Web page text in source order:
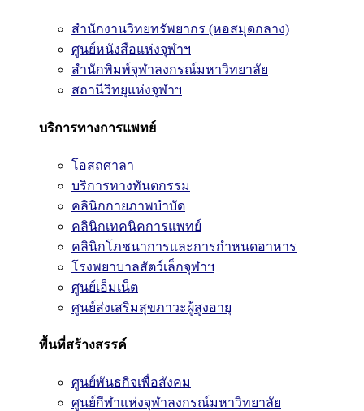
สำนักงานวิทยทรัพยากร (หอสมุดกลาง)
ศูนย์หนังสือแห่งจุฬาฯ
สำนักพิมพ์จุฬาลงกรณ์มหาวิทยาลัย
สถานีวิทยุแห่งจุฬาฯ
บริการทางการแพทย์
โอสถศาลา
บริการทางทันตกรรม
คลินิกกายภาพบำบัด
คลินิกเทคนิคการแพทย์
คลินิกโภชนาการและการกำหนดอาหาร
โรงพยาบาลสัตว์เล็กจุฬาฯ
ศูนย์เอ็มเน็ต
ศูนย์ส่งเสริมสุขภาวะผู้สูงอายุ
พื้นที่สร้างสรรค์
ศูนย์พันธกิจเพื่อสังคม
ศูนย์กีฬาแห่งจุฬาลงกรณ์มหาวิทยาลัย